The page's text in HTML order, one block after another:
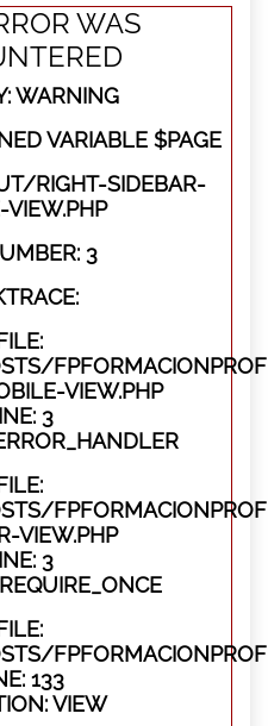
WAS
WARNING
VARIABLE $PAGE
RIGHT-SIDEBAR-
3
VIEW.PHP
3
VIEW.PHP
3
133
VIEW